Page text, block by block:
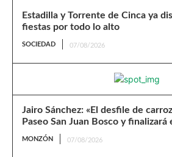
Estadilla y Torrente de Cinca ya
fiestas por todo lo alto
SOCIEDAD 07/08/2026
Jairo Sánchez: «El desfile de
Paseo San Juan Bosco y finalizará
MONZÓN 07/08/2026